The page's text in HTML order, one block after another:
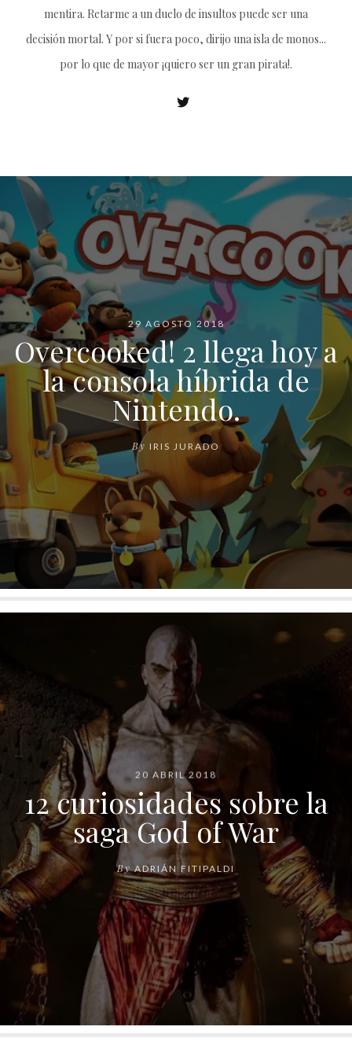
mentira. Retarme a un duelo de insultos puede ser una
decisión mortal. Y por si fuera poco, dirijo una isla de monos...
por lo que de mayor ¡quiero ser un gran pirata!.
29 AGOSTO 2018
Overcooked! 2 llega hoy a
la consola híbrida de
Nintendo.
By IRIS JURADO
20 ABRIL 2018
12 curiosidades sobre la
saga God of War
By ADRIÁN FITIPALDI